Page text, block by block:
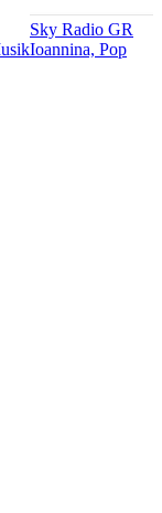
Sky Radio GR
Ioannina, Pop